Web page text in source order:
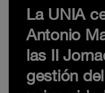
La UNIA
Antonio
las II
gestión